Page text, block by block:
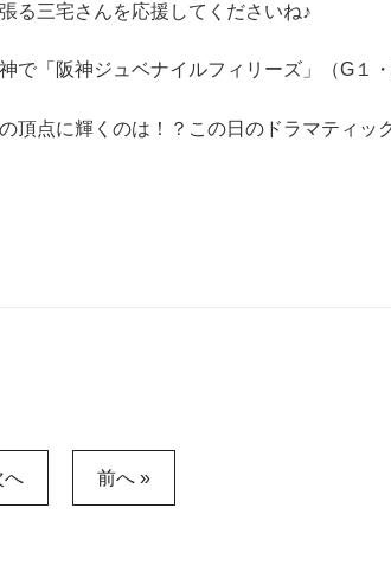
る三宅さんを応援してくださいね♪
で「阪神ジュベナイルフィリーズ」（G１
頂点に輝くのは！？この日のドラマティッ
へ 前へ »